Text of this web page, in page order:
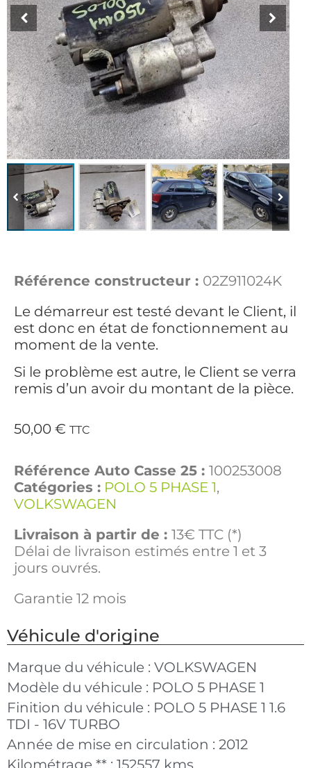
Référence constructeur : 02Z911024K
Le démarreur est testé devant le Client, il
est donc en état de fonctionnement au
moment de la vente.
Si le problème est autre, le Client se verra
remis d’un avoir du montant de la pièce.
50,00 € TTC
Référence Auto Casse 25 : 100253008
Catégories : POLO 5 PHASE 1,
VOLKSWAGEN
Livraison à partir de : 13€ TTC (*)
Délai de livraison estimés entre 1 et 3
jours ouvrés.
Garantie 12 mois
Véhicule d'origine
Marque du véhicule : VOLKSWAGEN
Modèle du véhicule : POLO 5 PHASE 1
Finition du véhicule : POLO 5 PHASE 1 1.6
TDI - 16V TURBO
Année de mise en circulation : 2012